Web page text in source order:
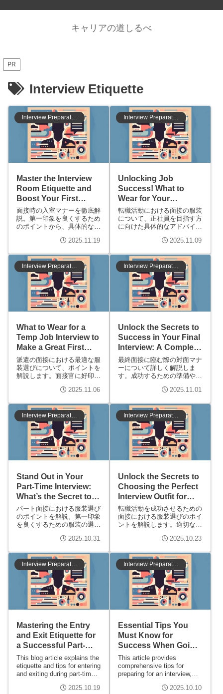
キャリアの道しるべ
PR
Interview Etiquette
Interview Preparation
Master the Interview
Room Etiquette and
Boost Your First
Impression!
面接時の入室マナーを徹底解
説。第一印象を良くするため
のポイントから、具体的な行
ための秘訣を紹介します。こ
って臨む準備が整います。
2025.11.19
Interview Preparation
Unlocking Job
Success! What to
Wear for Your
Interview as a Full-
Time Employee?
転職活動における面接の服装
について、正社員を目指す方
に向けた具体的なアドバイス
る服装選びや、業種別のポイ
なたの面接対策をサポートし
ます。
2025.11.09
Interview Preparation
What to Wear for a
Temp Job Interview to
Make a Great First
Impression?
派遣の面接における最適な服
装選びについて、ポイントを
解説します。面接官に好印象
バイスや、服装選びで注意す
職活動をサポートします。
2025.11.06
Interview Preparation
Unlock the Secrets to
Success in Your Final
Interview: A Complete
Guide to Face-to-Face
Etiquette
最終面接に臨む際の対面マナ
ーについて詳しく解説しま
す。成功するための準備や心
び、印象を良くするポイント
2025.11.01
Interview Preparation
Stand Out in Your
Part-Time Interview:
What’s the Secret to
Success?
パート面接における服装選び
のポイントを解説。第一印象
を良くするための服装の選び
イル、注意すべきマナーまで
功させるための服装の重要性
を理解しましょう。
2025.10.31
Interview Preparation
Unlock the Secrets to
Choosing the Perfect
Interview Outfit for
Your Job Search!
転職活動を成功させるための
面接における服装選びのポイ
ントを解説します。適切な服
イル、面接官の印象を良くす
たのキャリアアップをサポー
トします。
2025.10.23
Interview Preparation
Mastering the Entry
and Exit Etiquette for
a Successful Part-
Time Job Interview!
This blog article explains the
etiquette and tips for entering
and exiting during part-time
preparation before the2025.10.19
Interview Preparation
Essential Tips You
Must Know for
Success When Going
to an Interview!
This article provides
comprehensive tips for
preparing for an interview,
the day, self-promotion,2025.10.10